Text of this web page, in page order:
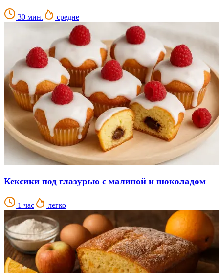
30 мин. средне
Кексики под глазурью с малиной и шоколадом
1 час легко